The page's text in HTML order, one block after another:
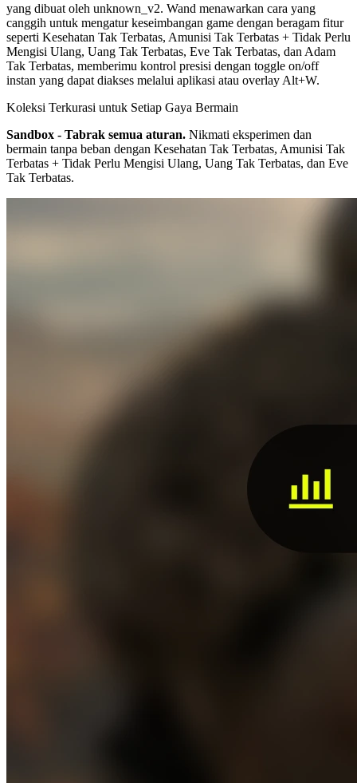
yang dibuat oleh unknown_v2. Wand menawarkan cara yang
canggih untuk mengatur keseimbangan game dengan beragam fitur
seperti Kesehatan Tak Terbatas, Amunisi Tak Terbatas + Tidak Perlu
Mengisi Ulang, Uang Tak Terbatas, Eve Tak Terbatas, dan Adam
Tak Terbatas, memberimu kontrol presisi dengan toggle on/off
instan yang dapat diakses melalui aplikasi atau overlay Alt+W.
Koleksi Terkurasi untuk Setiap Gaya Bermain
Sandbox - Tabrak semua aturan. Nikmati eksperimen dan
bermain tanpa beban dengan Kesehatan Tak Terbatas, Amunisi Tak
Terbatas + Tidak Perlu Mengisi Ulang, Uang Tak Terbatas, dan Eve
Tak Terbatas.